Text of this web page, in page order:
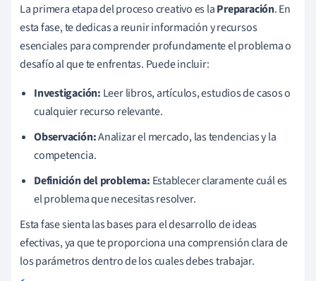
La primera etapa del proceso creativo es laPreparación. En
esta fase, te dedicas a reunir información y recursos
esenciales para comprender profundamente el problema o
desafío al que te enfrentas. Puede incluir:
Investigación: Leer libros, artículos, estudios de casos o
cualquier recurso relevante.
Observación:Analizar el mercado, las tendencias y la
competencia.
Definición del problema: Establecer claramente cuál es
el problema que necesitas resolver.
Esta fase sienta las bases para el desarrollo de ideas
efectivas, ya que te proporciona una comprensión clara de
los parámetros dentro de los cuales debes trabajar.